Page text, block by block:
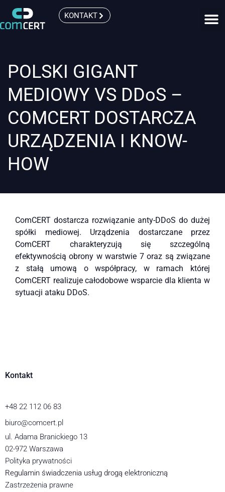
KONTAKT
POLSKI GIGANT
MEDIOWY VS DDoS –
COMCERT DOSTARCZA
URZĄDZENIA I KNOW-
HOW
ComCERT dostarcza rozwiązanie anty-DDoS do dużej
spółki mediowej. Urządzenia dostarczane przez
ComCERT charakteryzują się szczególną
efektywnością obrony w warstwie 7 oraz są związane
z stałą umową o współpracy, w ramach której
ComCERT realizuje całodobowe wsparcie dla klienta w
sytuacji ataku DDoS.
Kontakt
+48 22 112 06 83
biuro@comcert.pl
ul. Adama Branickiego 13
02-972 Warszawa
Polityka prywatności
Regulamin świadczenia usług drogą elektroniczną
Zastrzeżenia prawne